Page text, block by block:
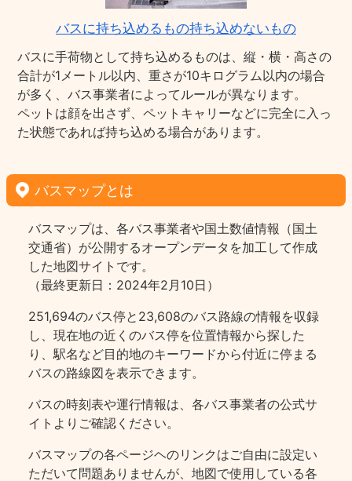
バスに持ち込めるもの持ち込めないもの
バスに手荷物として持ち込めるものは、縦・横・高さの
合計が1メートル以内、重さが10キログラム以内の場合
が多く、バス事業者によってルールが異なります。
ペットは顔を出さず、ペットキャリーなどに完全に入っ
た状態であれば持ち込める場合があります。
バスマップとは
バスマップは、各バス事業者や国土数値情報（国土
交通省）が公開するオープンデータを加工して作成
した地図サイトです。
（最終更新日：2024年2月10日）
251,694のバス停と23,608のバス路線の情報を収録
し、現在地の近くのバス停を位置情報から探した
り、駅名など目的地のキーワードから付近に停まる
バスの路線図を表示できます。
バスの時刻表や運行情報は、各バス事業者の公式サ
イトよりご確認ください。
バスマップの各ページヘのリンクはご自由に設定い
ただいて問題ありませんが、地図で使用している各